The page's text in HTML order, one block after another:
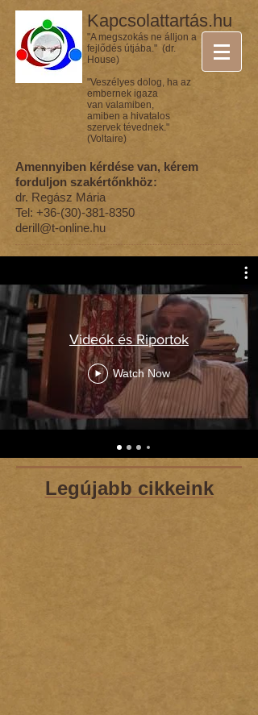
Kapcsolattartás.hu
"A megszokás ne álljon a
fejlődés útjába." (dr.
House)
"Veszélyes dolog, ha az
embernek igaza
van valamiben,
amiben a hivatalos
szervek tévednek."
(Voltaire)
Amennyiben kérdése van, kérem
forduljon szakértőnkhöz:
dr. Regász Mária
Tel: +36-(30)-381-8350
derill@t-online.hu
Videók és Riportok
Watch Now
Legújabb cikkeink